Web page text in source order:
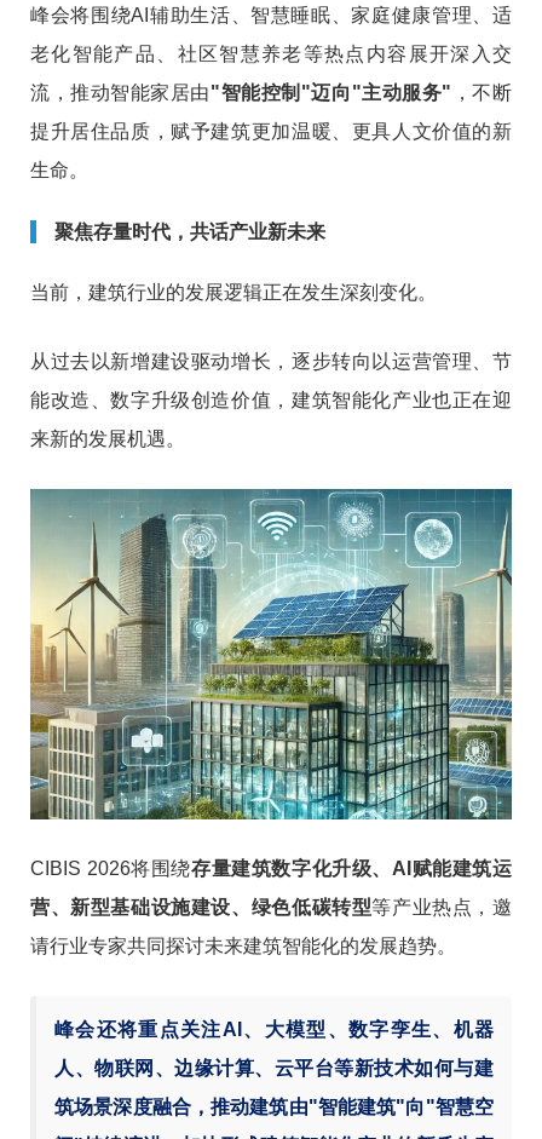
峰会将围绕AI辅助生活、智慧睡眠、家庭健康管理、适
老化智能产品、社区智慧养老等热点内容展开深入交
流，推动智能家居由"智能控制"迈向"主动服务" ，不断
提升居住品质，赋予建筑更加温暖、更具人文价值的新
生命。
聚焦存量时代，共话产业新未来
当前，建筑行业的发展逻辑正在发生深刻变化。
从过去以新增建设驱动增长，逐步转向以运营管理、节
能改造、数字升级创造价值，建筑智能化产业也正在迎
来新的发展机遇。
CIBIS 2026将围绕存量建筑数字化升级、AI赋能建筑运
营、新型基础设施建设、绿色低碳转型等产业热点，邀
请行业专家共同探讨未来建筑智能化的发展趋势。
峰会还将重点关注AI、大模型、数字孪生、机器
人、物联网、边缘计算、云平台等新技术如何与建
筑场景深度融合，推动建筑由"智能建筑"向"智慧空